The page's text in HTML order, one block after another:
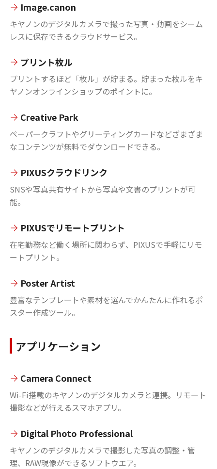
Image.canon
キヤノンのデジタルカメラで撮った写真・動画をシーム
レスに保存できるクラウドサービス。
プリント枚ル
プリントするほど「枚ル」が貯まる。貯まった枚ルをキ
ヤノンオンラインショップのポイントに。
Creative Park
ペーパークラフトやグリーティングカードなどざまざま
なコンテンツが無料でダウンロードできる。
PIXUSクラウドリンク
SNSや写真共有サイトから写真や文書のプリントが可
能。
PIXUSでリモートプリント
在宅勤務など働く場所に関わらず、PIXUSで手軽にリモ
ートプリント。
Poster Artist
豊富なテンプレートや素材を選んでかんたんに作れるポ
スター作成ツール。
アプリケーション
Camera Connect
Wi-Fi搭載のキヤノンのデジタルカメラと連携。リモート
撮影などが行えるスマホアプリ。
Digital Photo Professional
キヤノンのデジタルカメラで撮影した写真の調整・管
理、RAW現像ができるソフトウエア。